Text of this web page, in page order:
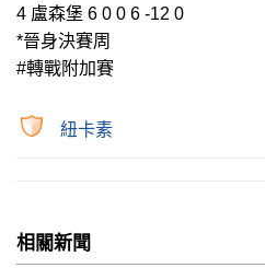
4 盧森堡 6 0 0 6 -12 0
*晉身決賽周
#轉戰附加賽
紐卡素
相關新聞